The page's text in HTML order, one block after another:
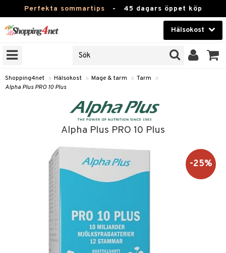
Perfekta sommartips - 45 dagars öppet köp
Hälsokost
Skönhet
Kontaktlinser
Hem & Inredning
Leksaker, Barn & Baby
Varumärken
Shopping4net » Hälsokost » Mage & tarm » Tarm
»
Alpha Plus PRO 10 Plus
Alpha Plus PRO 10 Plus
-25%